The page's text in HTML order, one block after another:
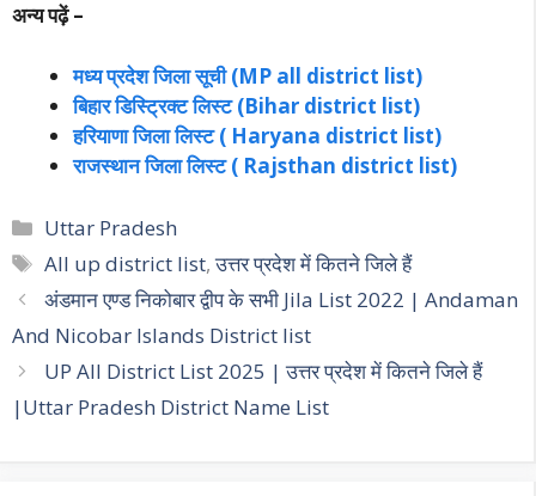
अन्य पढ़ें –
मध्य प्रदेश जिला सूची (MP all district list)
बिहार डिस्ट्रिक्ट लिस्ट (Bihar district list)
हरियाणा जिला लिस्ट ( Haryana district list)
राजस्थान जिला लिस्ट ( Rajsthan district list)
Categories
Uttar Pradesh
Tags
All up district list,उत्तर प्रदेश में कितने जिले हैं
Post
navigation
अंडमान एण्ड निकोबार द्वीप के सभी Jila List 2022 | Andaman
And Nicobar Islands District list
UP All District List 2025 | उत्तर प्रदेश में कितने जिले हैं
|Uttar Pradesh District Name List